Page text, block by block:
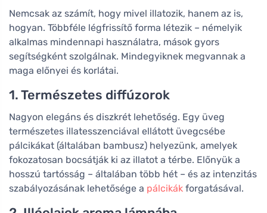
Nemcsak az számít, hogy mivel illatozik, hanem az is,
hogyan. Többféle légfrissítő forma létezik – némelyik
alkalmas mindennapi használatra, mások gyors
segítségként szolgálnak. Mindegyiknek megvannak a
maga előnyei és korlátai.
1. Természetes diffúzorok
Nagyon elegáns és diszkrét lehetőség. Egy üveg
természetes illatesszenciával ellátott üvegcsébe
pálcikákat (általában bambusz) helyezünk, amelyek
fokozatosan bocsátják ki az illatot a térbe. Előnyük a
hosszú tartósság – általában több hét – és az intenzitás
szabályozásának lehetősége a pálcikák forgatásával.